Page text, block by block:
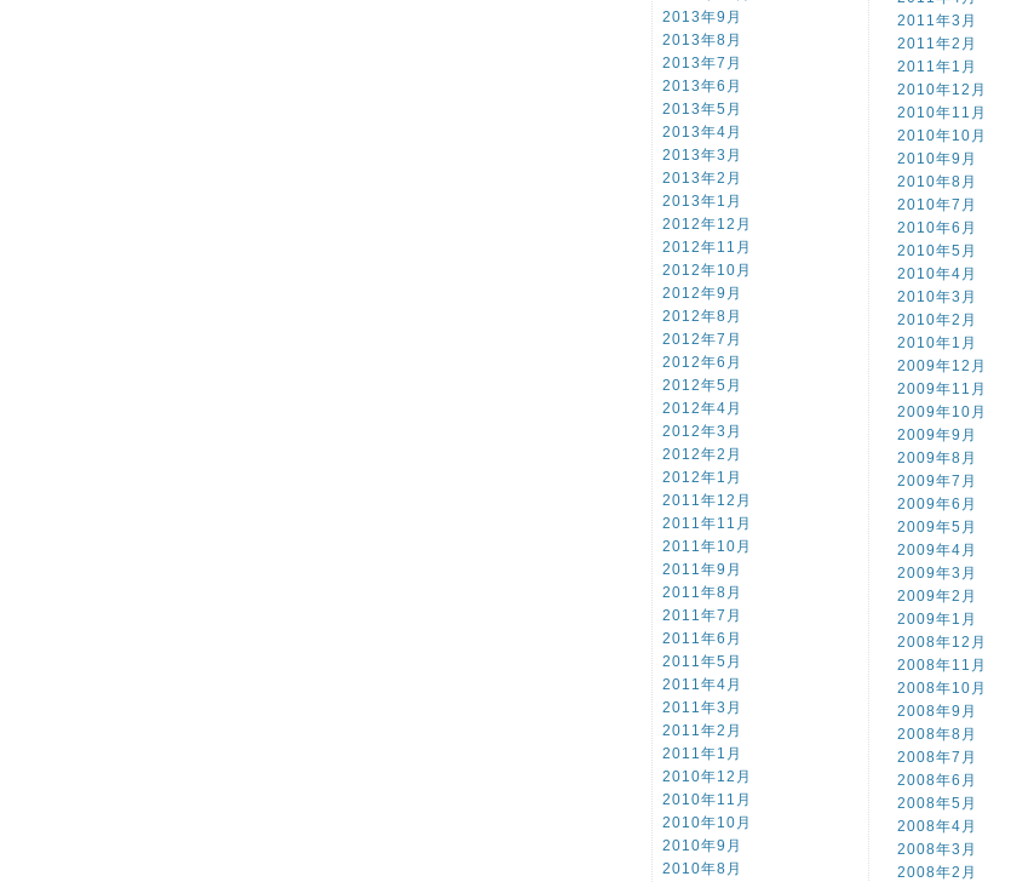
2013年9月
2013年8月
2013年7月
2013年6月
2013年5月
2013年4月
2013年3月
2013年2月
2013年1月
2012年12月
2012年11月
2012年10月
2012年9月
2012年8月
2012年7月
2012年6月
2012年5月
2012年4月
2012年3月
2012年2月
2012年1月
2011年12月
2011年11月
2011年10月
2011年9月
2011年8月
2011年7月
2011年6月
2011年5月
2011年4月
2011年3月
2011年2月
2011年1月
2010年12月
2010年11月
2010年10月
2010年9月
2010年8月
2011年3月
2011年2月
2011年1月
2010年12月
2010年11月
2010年10月
2010年9月
2010年8月
2010年7月
2010年6月
2010年5月
2010年4月
2010年3月
2010年2月
2010年1月
2009年12月
2009年11月
2009年10月
2009年9月
2009年8月
2009年7月
2009年6月
2009年5月
2009年4月
2009年3月
2009年2月
2009年1月
2008年12月
2008年11月
2008年10月
2008年9月
2008年8月
2008年7月
2008年6月
2008年5月
2008年4月
2008年3月
2008年2月